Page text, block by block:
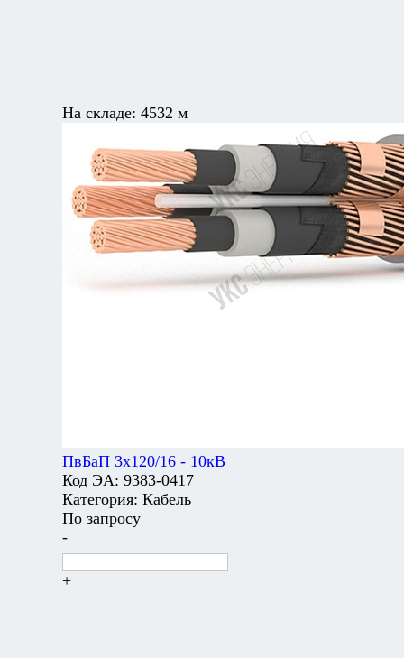
На складе: 4532 м
ПвБаП 3х120/16 - 10кВ
Код ЭА: 9383-0417
Категория: Кабель
По запросу
-
+